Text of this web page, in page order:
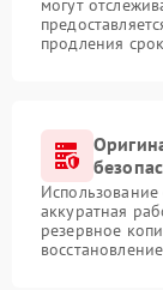
могут
продления
аккуратная
резервное